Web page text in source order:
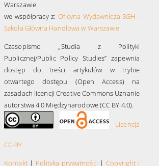
Warszawie
we współpracy z: Oficyna Wydawnicza SGH -
Szkoła Główna Handlowa w Warszawie
Czasopismo „Studia z Polityki
Publicznej/Public Policy Studies” zapewnia
dostęp do treści artykułów w trybie
otwartego dostępu (Open Access) na
zasadach licencji Creative Commons Uznanie
autorstwa 4.0 Międzynarodowe (CC BY 4.0).
Licencja
CC-BY
Kontakt| Polityka prywatności |Copyright i